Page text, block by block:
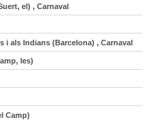
el) , Carnaval
i als Indians (Barcelona) , Carnaval
les)
Camp)